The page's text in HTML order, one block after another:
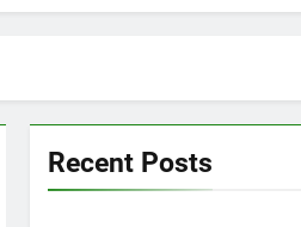
Recent Posts